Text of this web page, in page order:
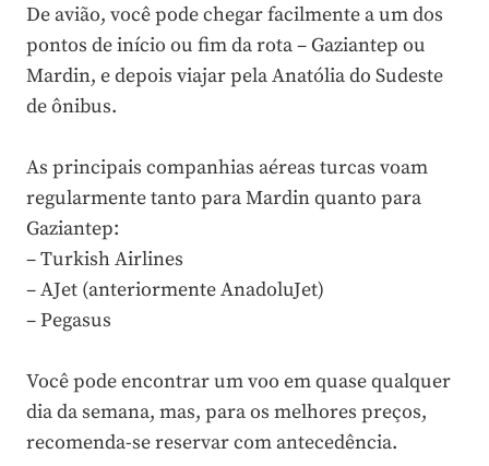
De avião, você pode chegar facilmente a um dos
pontos de início ou fim da rota – Gaziantep ou
Mardin, e depois viajar pela Anatólia do Sudeste
de ônibus.
As principais companhias aéreas turcas voam
regularmente tanto para Mardin quanto para
Gaziantep:
– Turkish Airlines
– AJet (anteriormente AnadoluJet)
– Pegasus
Você pode encontrar um voo em quase qualquer
dia da semana, mas, para os melhores preços,
recomenda-se reservar com antecedência.